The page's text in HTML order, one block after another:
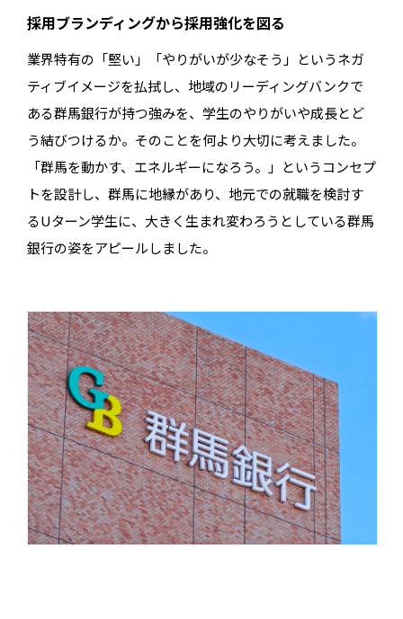
採用ブランディングから採用強化を図る
業界特有の「堅い」「やりがいが少なそう」というネガ
ティブイメージを払拭し、地域のリーディングバンクで
ある群馬銀行が持つ強みを、学生のやりがいや成長とど
う結びつけるか。そのことを何より大切に考えました。
「群馬を動かす、エネルギーになろう。」というコンセプ
トを設計し、群馬に地縁があり、地元での就職を検討す
るUターン学生に、大きく生まれ変わろうとしている群馬
銀行の姿をアピールしました。